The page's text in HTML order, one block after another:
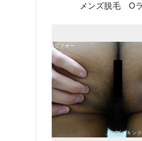
メンズ脱毛 O